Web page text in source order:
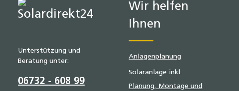
Unterstützung und
Beratung unter:
06732 - 608 99
Wir helfen
Ihnen
Anlagenplanung
Solaranlage inkl.
Planung, Montage und